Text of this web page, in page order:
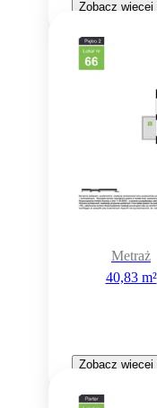
Zobacz więcej
Metraż
40,83 m²
Zobacz więcej